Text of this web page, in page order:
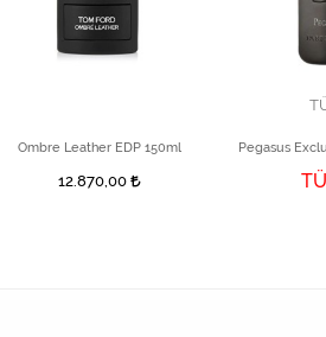
Ombre Leather EDP 150ml
12.870,00